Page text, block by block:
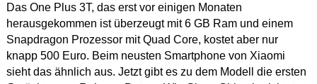
Das One Plus 3T, das erst vor einigen Monaten
herausgekommen ist überzeugt mit 6 GB Ram und einem
Snapdragon Prozessor mit Quad Core, kostet aber nur
knapp 500 Euro. Beim neusten Smartphone von Xiaomi
sieht das ähnlich aus. Jetzt gibt es zu dem Modell die ersten